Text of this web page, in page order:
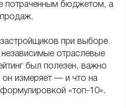
потраченным бюджетом, а
при выборе
независимые отраслевые
был полезен, важно
он измеряет — и что на
«топ-10».